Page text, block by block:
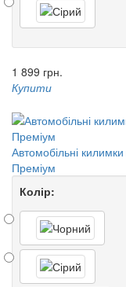
1 899 грн.
Купити
Автомобільні
Преміум
Колір: